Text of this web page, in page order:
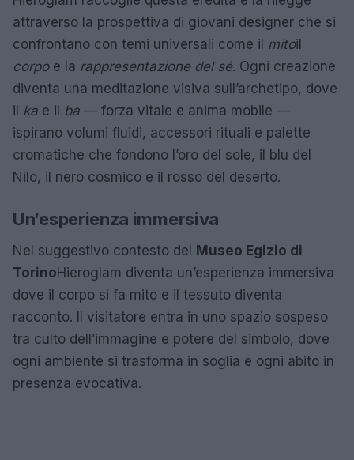
attraverso la prospettiva di giovani designer che si
confrontano con temi universali come il mitoil
corpoe la rappresentazione del sé. Ogni creazione
diventa una meditazione visiva sull’archetipo, dove
il ka e il ba — forza vitale e anima mobile —
ispirano volumi fluidi, accessori rituali e palette
cromatiche che fondono l’oro del sole, il blu del
Nilo, il nero cosmico e il rosso del deserto.
Un’esperienza immersiva
Nel suggestivo contesto del
Museo Egizio di
TorinoHieroglam diventa un’esperienza immersiva
dove il corpo si fa mito e il tessuto diventa
racconto. Il visitatore entra in uno spazio sospeso
tra culto dell’immagine e potere del simbolo, dove
ogni ambiente si trasforma in soglia e ogni abito in
presenza evocativa.